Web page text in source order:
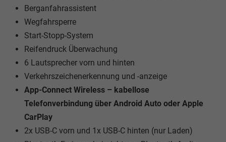
Berganfahrassistent
Wegfahrsperre
Start-Stopp-System
Reifendruck Überwachung
6 Lautsprecher vorn und hinten
Verkehrszeichenerkennung und -anzeige
App-Connect Wireless – kabellose
Telefonverbindung über Android Auto oder Apple
CarPlay
2x USB-C vorn und 1x USB-C hinten (nur Laden)